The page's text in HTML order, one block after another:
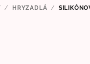
/ HRYZADLÁ /